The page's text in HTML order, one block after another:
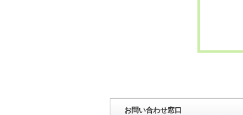
お問い合わせ窓口